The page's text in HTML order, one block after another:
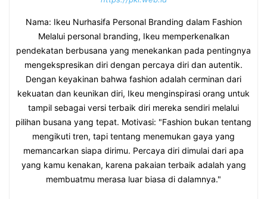
Nama: Ikeu Nurhasifa Personal Branding dalam Fashion
Melalui personal branding, Ikeu memperkenalkan
pendekatan berbusana yang menekankan pada pentingnya
mengekspresikan diri dengan percaya diri dan autentik.
Dengan keyakinan bahwa fashion adalah cerminan dari
kekuatan dan keunikan diri, Ikeu menginspirasi orang untuk
tampil sebagai versi terbaik diri mereka sendiri melalui
pilihan busana yang tepat. Motivasi: "Fashion bukan tentang
mengikuti tren, tapi tentang menemukan gaya yang
memancarkan siapa dirimu. Percaya diri dimulai dari apa
yang kamu kenakan, karena pakaian terbaik adalah yang
membuatmu merasa luar biasa di dalamnya."